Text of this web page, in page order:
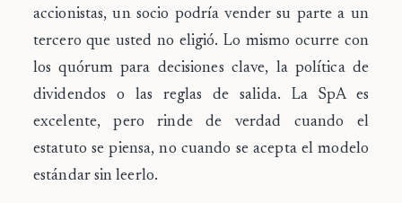
accionistas, un socio podría vender su parte a un
tercero que usted no eligió. Lo mismo ocurre con
los quórum para decisiones clave, la política de
dividendos o las reglas de salida. La SpA es
excelente, pero rinde de verdad cuando el
estatuto se piensa, no cuando se acepta el modelo
estándar sin leerlo.